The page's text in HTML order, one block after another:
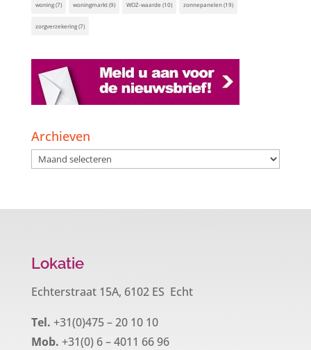
woning(7) woningmarkt(9) WOZ-waarde (10) zonnepanelen(19)
zorgverzekering(7)
Archieven
Archieven
Lokatie
Echterstraat 15A, 6102 ES Echt
Tel. +31(0)475 – 20 10 10
Mob. +31(0) 6 – 4011 66 96